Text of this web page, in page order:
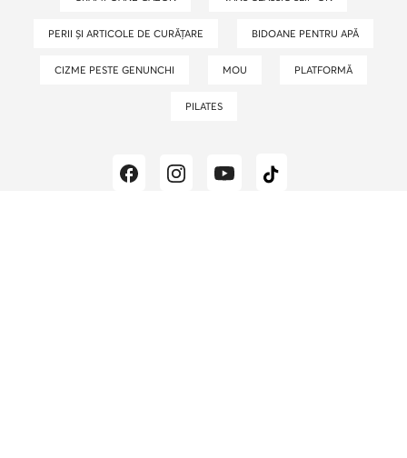
PERII ȘI ARTICOLE DE CURĂȚARE BIDOANE PENTRU APĂ
CIZME PESTE GENUNCHI MOU PLATFORMĂ
PILATES